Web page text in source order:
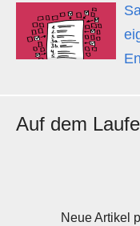
Auf dem
Neue Artikel